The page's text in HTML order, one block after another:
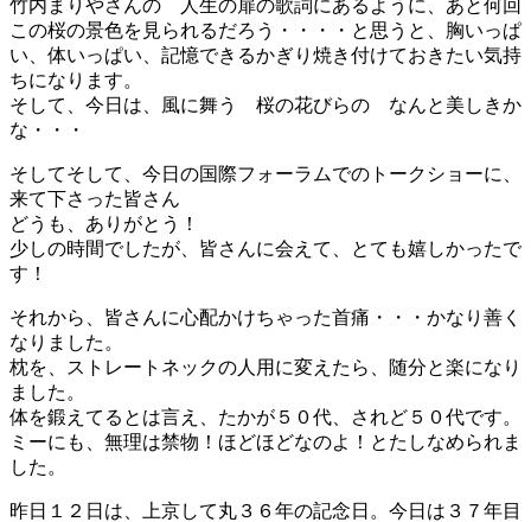
竹内まりやさんの 人生の扉の歌詞にあるように、あと何回
この桜の景色を見られるだろう・・・・と思うと、胸いっぱ
い、体いっぱい、記憶できるかぎり焼き付けておきたい気持
ちになります。
そして、今日は、風に舞う 桜の花びらの なんと美しきか
な・・・
そしてそして、今日の国際フォーラムでのトークショーに、
来て下さった皆さん
どうも、ありがとう！
少しの時間でしたが、皆さんに会えて、とても嬉しかったで
す！
それから、皆さんに心配かけちゃった首痛・・・かなり善く
なりました。
枕を、ストレートネックの人用に変えたら、随分と楽になり
ました。
体を鍛えてるとは言え、たかが５０代、されど５０代です。
ミーにも、無理は禁物！ほどほどなのよ！とたしなめられま
した。
昨日１２日は、上京して丸３６年の記念日。今日は３７年目